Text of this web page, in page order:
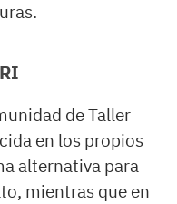
de Taller
en los propios
alternativa para
mientras que en